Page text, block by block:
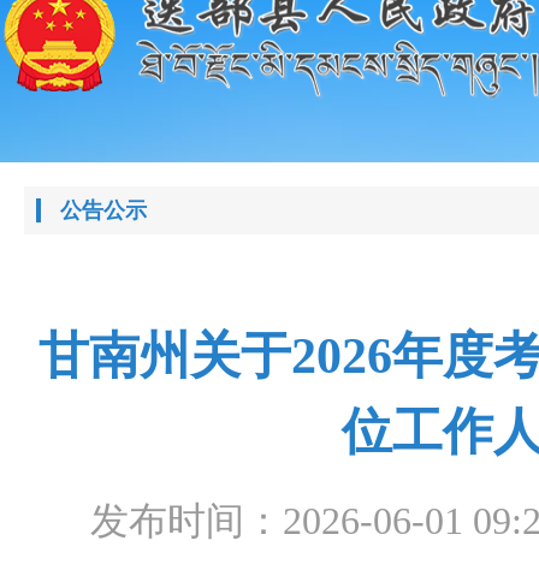
公告公示
甘南州关于2026年度
位工作
发布时间：2026-06-01